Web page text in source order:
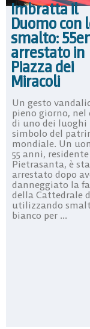
Imbratta il
Duomo con
smalto:
arrestato in
Piazza dei
Miracoli
Un gesto
pieno giorno, nel
di uno dei luoghi
simbolo del
mondiale. Un
55 anni,
Pietrasanta, è
arrestato dopo
danneggiato la
della Cattedrale
utilizzando
bianco per ...